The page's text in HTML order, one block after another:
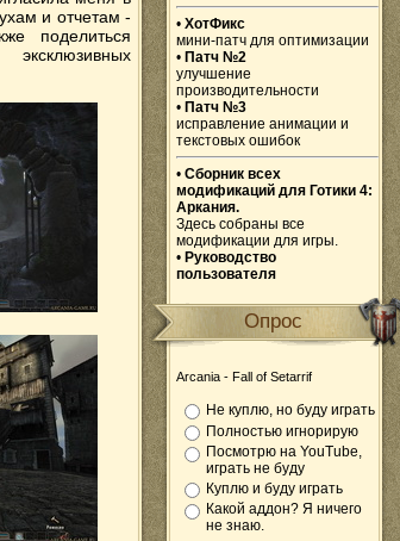
и отчетам -
поделиться
• ХотФикс
мини-патч для оптимизации
• Патч №2
улучшение
производительности
• Патч №3
исправление анимации и
текстовых ошибок
• Сборник всех
модификаций для Готики 4:
Аркания.
Здесь собраны все
модификации для игры.
• Руководство
пользователя
Опрос
Arcania - Fall of Setarrif
Не куплю, но буду играть
Полностью игнорирую
Посмотрю на YouTube,
играть не буду
Куплю и буду играть
Какой аддон? Я ничего
не знаю.